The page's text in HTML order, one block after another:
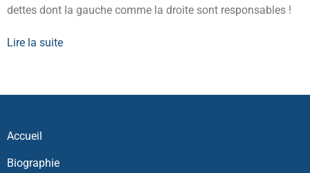
dettes dont la gauche comme la droite sont responsables !
Lire la suite
Accueil
Biographie